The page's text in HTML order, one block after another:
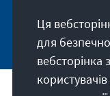
Ця
для
вебсторінка